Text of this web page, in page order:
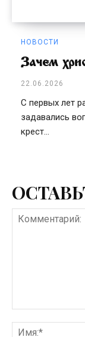
НОВОСТИ
Зачем
22.06.2026
С первых лет
задавались
крест...